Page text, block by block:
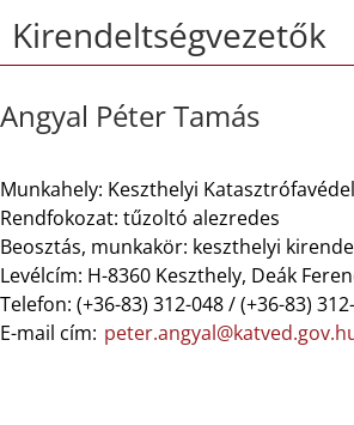
Kirendeltségvezetők
Angyal Péter Tamás
Munkahely: Keszthelyi
Rendfokozat: tűzoltó alezredes
Beosztás, munkakör: keszthelyi
Levélcím: H-8360 Keszthely, Deák
Telefon: (+36-83) 312-048 / (+36-83)
E-mail cím: